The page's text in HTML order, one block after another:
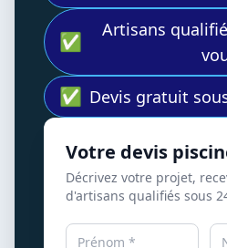
✅
Artisans
✅ Devis gratuit
Votre devis
Décrivez votre projet,
d'artisans qualifiés sous